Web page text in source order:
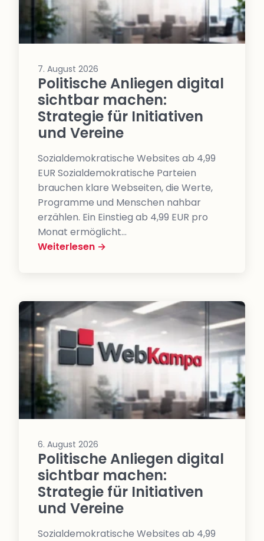
7. August 2026
Politische Anliegen digital
sichtbar machen:
Strategie für Initiativen
und Vereine
Sozialdemokratische Websites ab 4,99
EUR Sozialdemokratische Parteien
brauchen klare Webseiten, die Werte,
Programme und Menschen nahbar
erzählen. Ein Einstieg ab 4,99 EUR pro
Monat ermöglicht…
Weiterlesen →
6. August 2026
Politische Anliegen digital
sichtbar machen:
Strategie für Initiativen
und Vereine
Sozialdemokratische Websites ab 4,99